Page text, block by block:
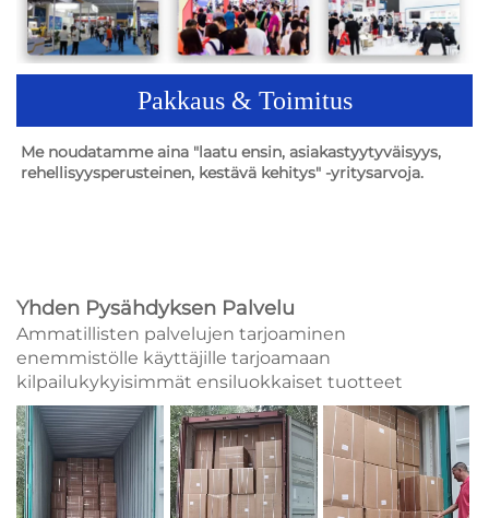
Pakkaus & Toimitus
Me noudatamme aina "laatu ensin, asiakastyytyväisyys,
rehellisyysperusteinen, kestävä kehitys" -yritysarvoja.
Yhden Pysähdyksen Palvelu
Ammatillisten palvelujen tarjoaminen
enemmistölle käyttäjille tarjoamaan
kilpailukykyisimmät ensiluokkaiset tuotteet